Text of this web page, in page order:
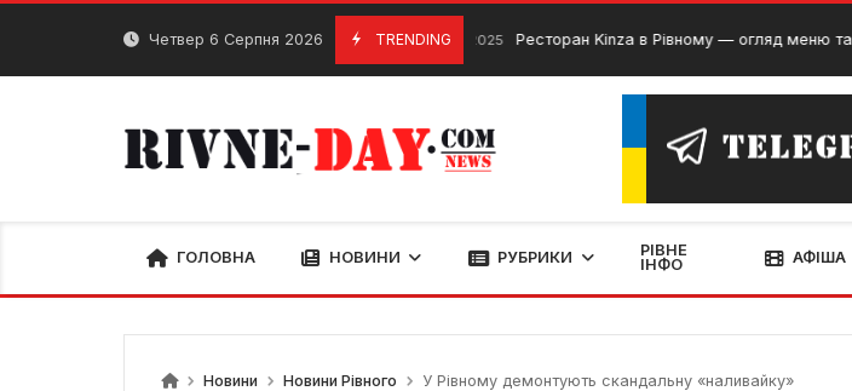
Skip
Четвер 6 Серпня 2026 TRENDING
30 Вересня, 2025 Ресторан Kinza в Рівному — огляд меню та сервісу
ГОЛОВНА НОВИНИ РУБРИКИ
РІВНЕ
ІНФО
АФІША
Новини Новини Рівного У Рівному демонтують скандальну «наливайку»